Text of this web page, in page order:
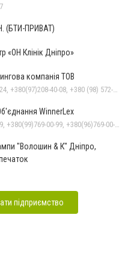
(БТИ-ПРИВАТ)
«ОН Клінік Дніпро»
компанія ТОВ
WinnerLex
"Волошин & К" Дніпро,
підприємство